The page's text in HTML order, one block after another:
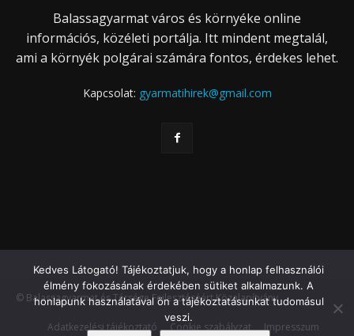
Balassagyarmat város és környéke online
információs, közéleti portálja. Itt mindent megtalál,
ami a környék polgárai számára fontos, érdekes lehet.
Kapcsolat: gyarmatihirek@gmail.com
© Balassagyarmat és Térsége Fejlesztéséért Közalapítvány
Adatkezelési tájékoztató Cookie szabályzat Impresszum
Kedves Látogató! Tájékoztatjuk, hogy a honlap felhasználói
élmény fokozásának érdekében sütiket alkalmazunk. A
honlapunk használatával ön a tájékoztatásunkat tudomásul
veszi.